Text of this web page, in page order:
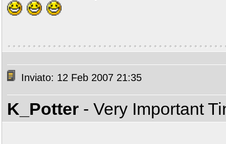
Inviato: 12 Feb 2007 21:35
K_Potter - Very Important